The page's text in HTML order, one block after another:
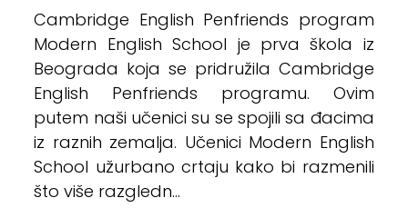
Cambridge English Penfriends program
Modern English School je prva škola iz
Beograda koja se pridružila Cambridge
English Penfriends programu. Ovim
putem naši učenici su se spojili sa đacima
iz raznih zemalja. Učenici Modern English
School užurbano crtaju kako bi razmenili
što više razgledn...